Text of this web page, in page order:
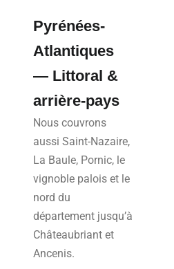
Pyrénées-
Atlantiques
— Littoral &
arrière-pays
Nous couvrons
aussi Saint-Nazaire,
La Baule, Pornic, le
vignoble palois et le
nord du
département jusqu’à
Châteaubriant et
Ancenis.